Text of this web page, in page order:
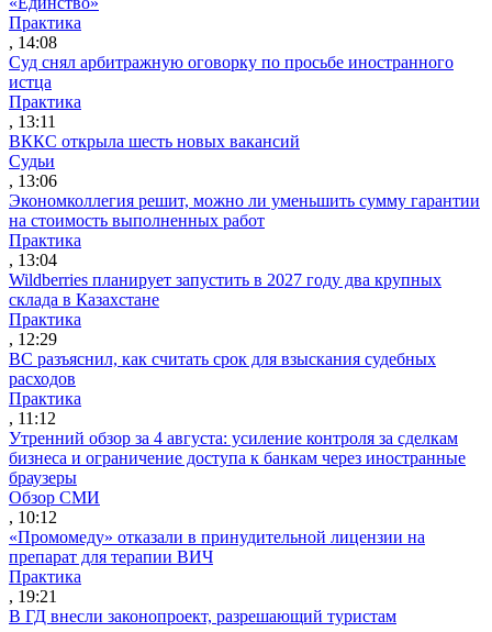
Практика
, 14:08
Суд снял арбитражную оговорку по просьбе иностранного
истца
Практика
, 13:11
ВККС открыла шесть новых вакансий
Судьи
, 13:06
Экономколлегия решит, можно ли уменьшить сумму гарантии
на стоимость выполненных работ
Практика
, 13:04
Wildberries планирует запустить в 2027 году два крупных
склада в Казахстане
Практика
, 12:29
ВС разъяснил, как считать срок для взыскания судебных
расходов
Практика
, 11:12
Утренний обзор за 4 августа: усиление контроля за сделкам
бизнеса и ограничение доступа к банкам через иностранные
браузеры
Обзор СМИ
, 10:12
«Промомеду» отказали в принудительной лицензии на
препарат для терапии ВИЧ
Практика
, 19:21
В ГД внесли законопроект, разрешающий туристам